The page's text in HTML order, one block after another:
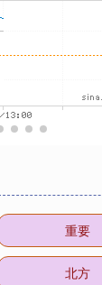
重要
北方